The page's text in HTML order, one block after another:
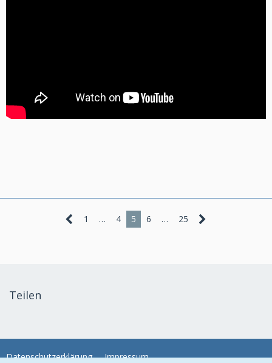
1 … 4 5 6 … 25
Teilen
Datenschutzerklärung Impressum